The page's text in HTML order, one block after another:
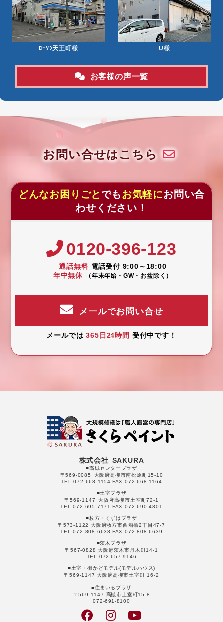
ﾛｰｿﾝ天王町様 U様
お客様の声一覧
お問い合せはこちら
どんなお困りごと でもお気軽にお問い合
わせください！
0120-396-123
通話無料 電話受付 9:00～18:00
年中無休
（年末年始・GW・お盆除く）
メールでお問い合せ
メールでは 365日24時間 受付中です！
株式会社 SAKURA
■高槻センタープラザ
〒569-0085 大阪府高槻市南松原町15-10
TEL.072-668-1154 FAX 072-668-1164
■土室プラザ
〒569-1147 大阪府高槻市土室町72-1
TEL.072-695-7171 FAX 072-690-4801
■枚方・くずはプラザ
〒573-1122 大阪府枚方市西船橋2丁目47-7
TEL.072-808-6638 FAX 072-808-6639
■茨木プラザ
〒567-0828 大阪府茨木市舟木町14-1
TEL.072-657-9146
■土室・街かどモデル(モデルハウス)
〒569-1147 大阪府高槻市土室町 16-2
■住まいるプラザ
〒569-1147 高槻市土室町15-8
072-691-8100